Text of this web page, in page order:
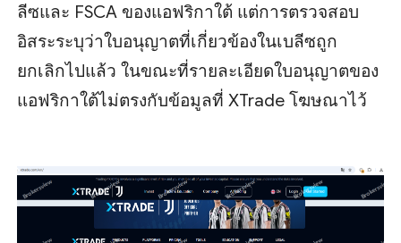
ลีซและ FSCA ของแอฟริกาใต้ แต่การตรวจสอบ
อิสระระบุว่าใบอนุญาตที่เกี่ยวข้องในเบลีซถูก
ยกเลิกไปแล้ว ในขณะที่รายละเอียดใบอนุญาตของ
แอฟริกาใต้ไม่ตรงกับข้อมูลที่ XTrade โฆษณาไว้